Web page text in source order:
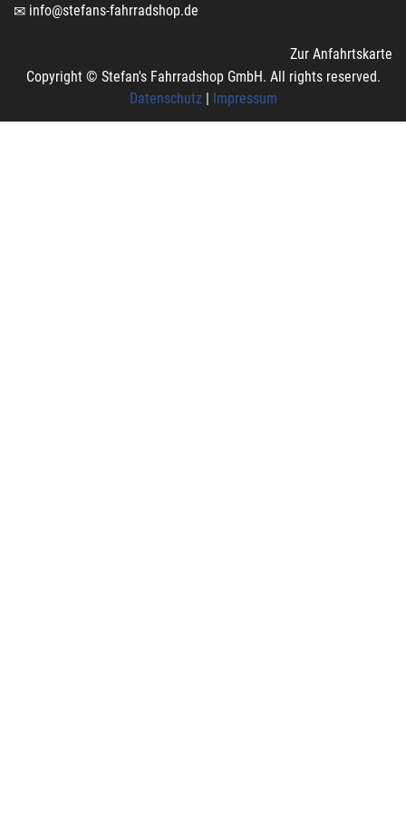
info@stefans-fahrradshop.de
Zur Anfahrtskarte
Copyright © Stefan's Fahrradshop GmbH. All rights reserved.
Datenschutz| Impressum